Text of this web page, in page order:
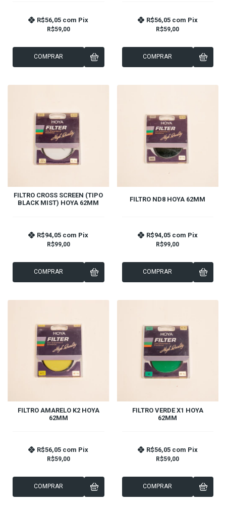
R$59,00
R$56,05 com Pix
COMPRAR
R$59,00
R$56,05 com Pix
COMPRAR
FILTRO CROSS SCREEN (TIPO
BLACK MIST) HOYA 62MM
R$99,00
R$94,05 com Pix
COMPRAR
FILTRO ND8 HOYA 62MM
R$99,00
R$94,05 com Pix
COMPRAR
FILTRO AMARELO K2 HOYA
62MM
R$59,00
R$56,05 com Pix
COMPRAR
FILTRO VERDE X1 HOYA
62MM
R$59,00
R$56,05 com Pix
COMPRAR